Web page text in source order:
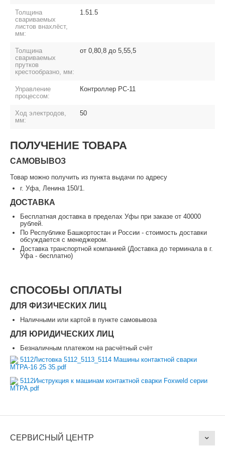
Толщина
свариваемых
листов внахлёст,
мм:
1.51.5
Толщина
свариваемых
прутков
крестообразно, мм:
от 0,80,8 до 5,55,5
Управление
процессом:
Контроллер РС-11
Ход электродов,
мм:
50
ПОЛУЧЕНИЕ ТОВАРА
САМОВЫВОЗ
Товар можно получить из пункта выдачи по адресу
г. Уфа, Ленина 150/1.
ДОСТАВКА
Бесплатная доставка в пределах Уфы при заказе от 40000
рублей.
По Республике Башкортостан и России - стоимость доставки
обсуждается с менеджером.
Доставка транспортной компанией (Доставка до терминала в г.
Уфа - бесплатно)
СПОСОБЫ ОПЛАТЫ
ДЛЯ ФИЗИЧЕСКИХ ЛИЦ
Наличными или картой в пункте самовывоза
ДЛЯ ЮРИДИЧЕСКИХ ЛИЦ
Безналичным платежом на расчётный счёт
5112Листовка 5112_5113_5114 Машины контактной сварки
МТРА-16 25 35.pdf
5112Инструкция к машинам контактной сварки Foxweld серии
MTРА.pdf
СЕРВИСНЫЙ ЦЕНТР